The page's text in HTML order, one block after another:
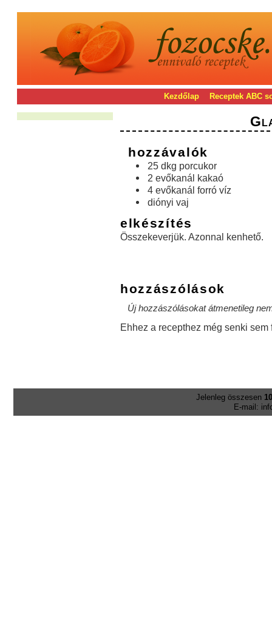
Kezdőlap Receptek ABC
hozzávalók
25 dkg porcukor
2 evőkanál kakaó
4 evőkanál forró víz
diónyi vaj
elkészítés
Összekeverjük. Azonnal kenhető.
hozzászólások
Új hozzászólásokat átmenetileg
Ehhez a recepthez még senki sem
Jelenleg összesen
E-mail: